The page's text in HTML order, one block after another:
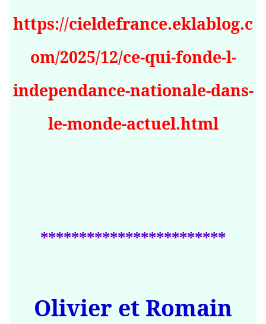
https://cieldefrance.eklablog.c
om/2025/12/ce-qui-fonde-l-
independance-nationale-dans-
le-monde-actuel.html
************************
Olivier et Romain